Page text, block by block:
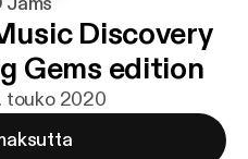
Discovery
Gems edition
touko 2020